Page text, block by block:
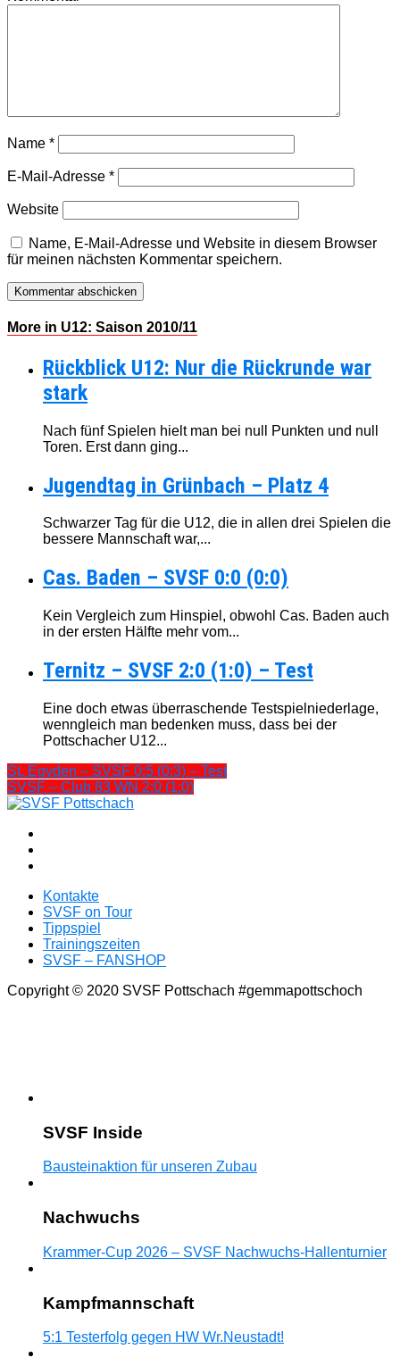
Name *
E-Mail-Adresse *
Website
Name, E-Mail-Adresse und Website in diesem Browser
für meinen nächsten Kommentar speichern.
More in U12: Saison 2010/11
Rückblick U12: Nur die Rückrunde war
stark
Nach fünf Spielen hielt man bei null Punkten und null
Toren. Erst dann ging...
Jugendtag in Grünbach – Platz 4
Schwarzer Tag für die U12, die in allen drei Spielen die
bessere Mannschaft war,...
Cas. Baden – SVSF 0:0 (0:0)
Kein Vergleich zum Hinspiel, obwohl Cas. Baden auch
in der ersten Hälfte mehr vom...
Ternitz – SVSF 2:0 (1:0) – Test
Eine doch etwas überraschende Testspielniederlage,
wenngleich man bedenken muss, dass bei der
Pottschacher U12...
St. Egyden – SVSF 0:5 (0:3) – Test
SVSF – Club 83 WN 2:0 (1:0)
Kontakte
SVSF on Tour
Tippspiel
Trainingszeiten
SVSF – FANSHOP
Copyright © 2020 SVSF Pottschach #gemmapottschoch
SVSF Inside
Bausteinaktion für unseren Zubau
Nachwuchs
Krammer-Cup 2026 – SVSF Nachwuchs-Hallenturnier
Kampfmannschaft
5:1 Testerfolg gegen HW Wr.Neustadt!